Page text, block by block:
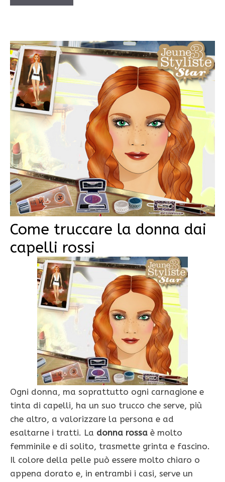
Come truccare la donna dai
capelli rossi
Ogni donna, ma soprattutto ogni carnagione e
tinta di capelli, ha un suo trucco che serve, più
che altro, a valorizzare la persona e ad
esaltarne i tratti. La donna rossa è molto
femminile e di solito, trasmette grinta e fascino.
Il colore della pelle può essere molto chiaro o
appena dorato e, in entrambi i casi, serve un